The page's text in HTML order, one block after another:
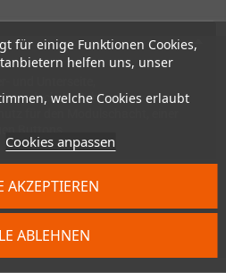
für einige Funktionen Cookies,
helfen uns, unser
welche Cookies erlaubt
Cookies anpassen
ABLEHNEN
AKZEPTIEREN
und Unterseite,
Schrauben,
für den Modulschacht, einer